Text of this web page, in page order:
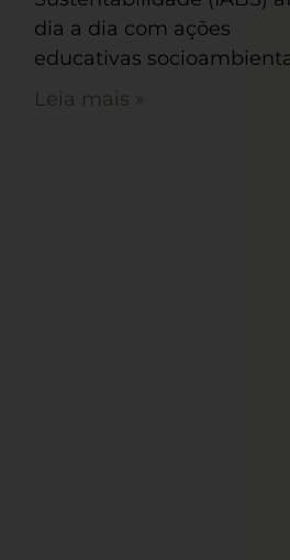
dia a dia com ações
educativas
Leia mais »